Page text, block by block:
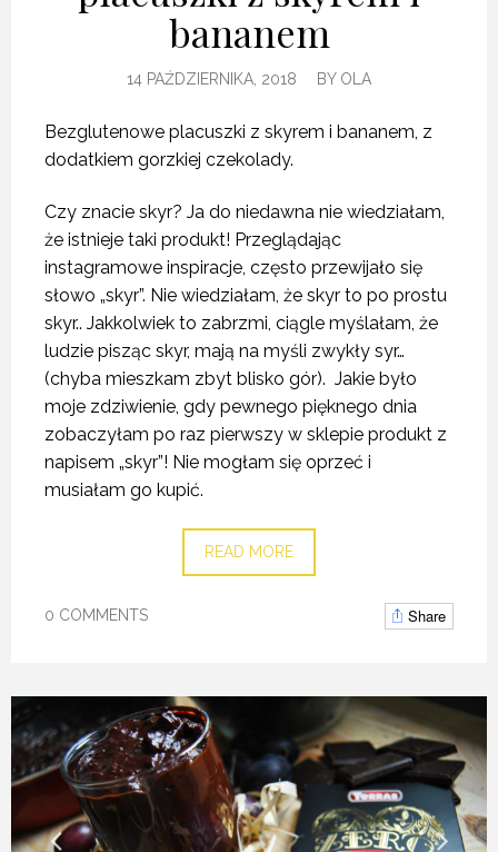
bananem
14 PAŹDZIERNIKA, 2018 BY OLA
Bezglutenowe placuszki z skyrem i bananem, z
dodatkiem gorzkiej czekolady.
Czy znacie skyr? Ja do niedawna nie wiedziałam,
że istnieje taki produkt! Przeglądając
instagramowe inspiracje, często przewijało się
słowo „skyr”. Nie wiedziałam, że skyr to po prostu
skyr.. Jakkolwiek to zabrzmi, ciągle myślałam, że
ludzie pisząc skyr, mają na myśli zwykły syr…
(chyba mieszkam zbyt blisko gór). Jakie było
moje zdziwienie, gdy pewnego pięknego dnia
zobaczyłam po raz pierwszy w sklepie produkt z
napisem „skyr”! Nie mogłam się oprzeć i
musiałam go kupić.
READ MORE
0 COMMENTS Share